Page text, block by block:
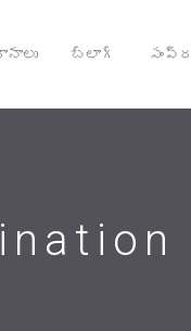
బ్లాగ్